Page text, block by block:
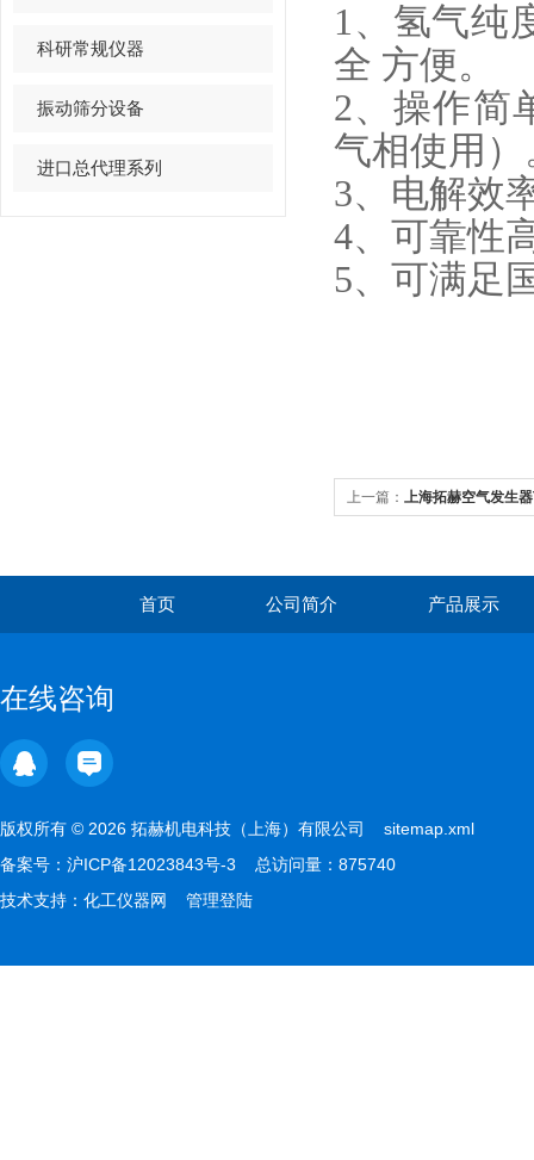
科研常规仪器
振动筛分设备
进口总代理系列
1、氢气纯
全 方便。
2、操作简
气相使用）
3、电解效
4、可靠性
5、可满足
上一篇： 上海拓赫空气发生
首页 公司简介 产品展示
在线咨询
版权所有 © 2026 拓赫机电科技（上海）有限公司 sitemap.xml
备案号： 沪ICP备12023843号-3 总访问量：875740
技术支持： 化工仪器网 管理登陆